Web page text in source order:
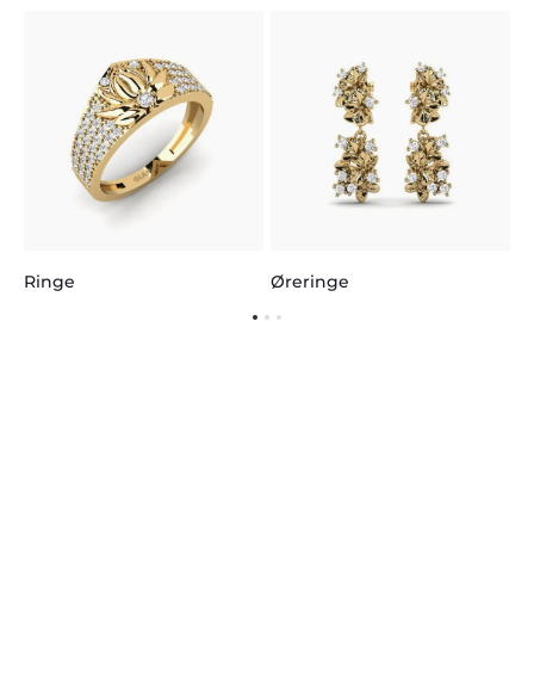
Ringe Øreringe